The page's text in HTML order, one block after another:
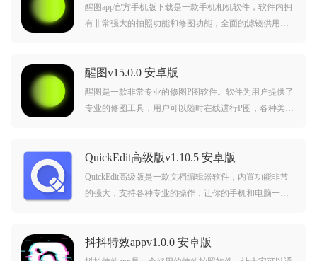
醒图app官方手机版下载是一款手机相机软件，软件内拥
有非常强大的拍照功能和修图功能，全面的滤镜供用户
非常方便。醒图app官方手机版下载简介：醒图相机app是
一
醒图v15.0.0 安卓版
醒图是一款非常专业的修图P图软件。软件为用户提供了
专业的修图工具，用户可以随时在线进行P图，各种美颜
QuickEdit高级版v1.10.5 安卓版
QuickEdit高级版是一款文档编辑器软件，内置功能非常
的强大，支持各种专业的操作，让你的手机和电脑一
快来下载吧！
抖抖特效appv1.0.0 安卓版